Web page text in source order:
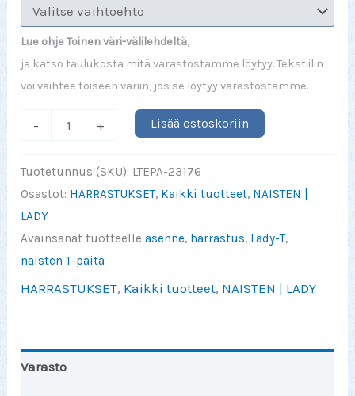
Lue ohje Toinen väri-välilehdeltä,
ja katso taulukosta mitä varastostamme löytyy. Tekstiilin
voi vaihtee toiseen väriin, jos se löytyy varastostamme.
-
Paskamyrsky+ Lisää ostoskoriin
Tuotetunnus (SKU): LTEPA-23176
Osastot: HARRASTUKSET, Kaikki tuotteet, NAISTEN |
LADY
Avainsanat tuotteelleasenne, harrastus, Lady-T,
naisten T-paita
HARRASTUKSET, Kaikki tuotteet, NAISTEN | LADY
Varasto